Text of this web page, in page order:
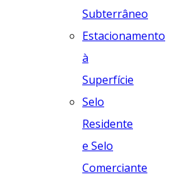
Subterrâneo
Estacionamento
à
Superfície
Selo
Residente
e Selo
Comerciante